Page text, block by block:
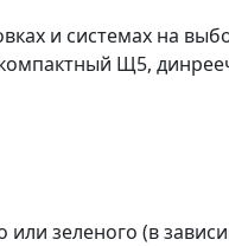
и системах на
Щ5,
или зеленого (в